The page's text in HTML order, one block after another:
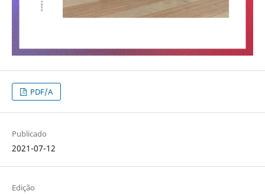
PDF/A
Publicado
2021-07-12
Edição